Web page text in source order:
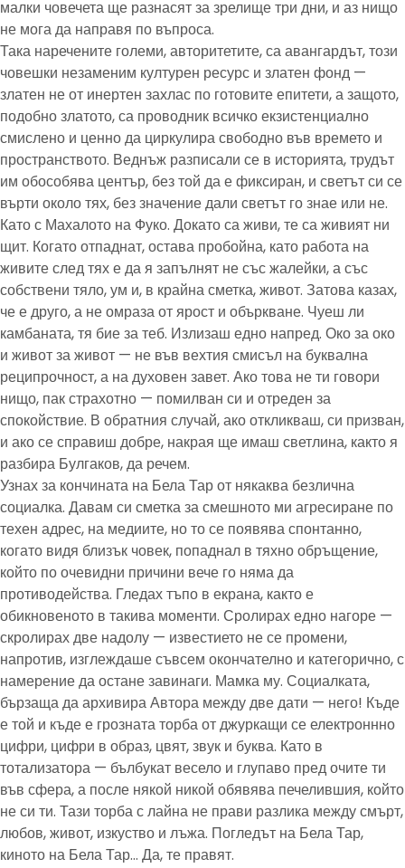
малки човечета ще разнасят за зрелище три дни, и аз нищо
не мога да направя по въпроса.
Така наречените големи, авторитетите, са авангардът, този
човешки незаменим културен ресурс и златен фонд —
златен не от инертен захлас по готовите епитети, а защото,
подобно златото, са проводник всичко екзистенциално
смислено и ценно да циркулира свободно във времето и
пространството. Веднъж разписали се в историята, трудът
им обособява център, без той да е фиксиран, и светът си се
върти около тях, без значение дали светът го знае или не.
Като с Махалото на Фуко. Докато са живи, те са живият ни
щит. Когато отпаднат, остава пробойна, като работа на
живите след тях е да я запълнят не със жалейки, а със
собствени тяло, ум и, в крайна сметка, живот. Затова казах,
че е друго, а не омраза от ярост и объркване. Чуеш ли
камбаната, тя бие за теб. Излизаш едно напред. Око за око
и живот за живот — не във вехтия смисъл на буквална
реципрочност, а на духовен завет. Ако това не ти говори
нищо, пак страхотно — помилван си и отреден за
спокойствие. В обратния случай, ако откликваш, си призван,
и ако се справиш добре, накрая ще имаш светлина, както я
разбира Булгаков, да речем.
Узнах за кончината на Бела Тар от някаква безлична
социалка. Давам си сметка за смешното ми агресиране по
техен адрес, на медиите, но то се появява спонтанно,
когато видя близък човек, попаднал в тяхно обръщение,
който по очевидни причини вече го няма да
противодейства. Гледах тъпо в екрана, както е
обикновеното в такива моменти. Сролирах едно нагоре —
скролирах две надолу — известието не се промени,
напротив, изглеждаше съвсем окончателно и категорично, с
намерение да остане завинаги. Мамка му. Социалката,
бързаща да архивира Автора между две дати — него! Къде
е той и къде е грозната торба от джуркащи се електроннно
цифри, цифри в образ, цвят, звук и буква. Като в
тотализатора — бълбукат весело и глупаво пред очите ти
във сфера, а после някой никой обявява печелившия, който
не си ти. Тази торба с лайна не прави разлика между смърт,
любов, живот, изкуство и лъжа. Погледът на Бела Тар,
киното на Бела Тар… Да, те правят.